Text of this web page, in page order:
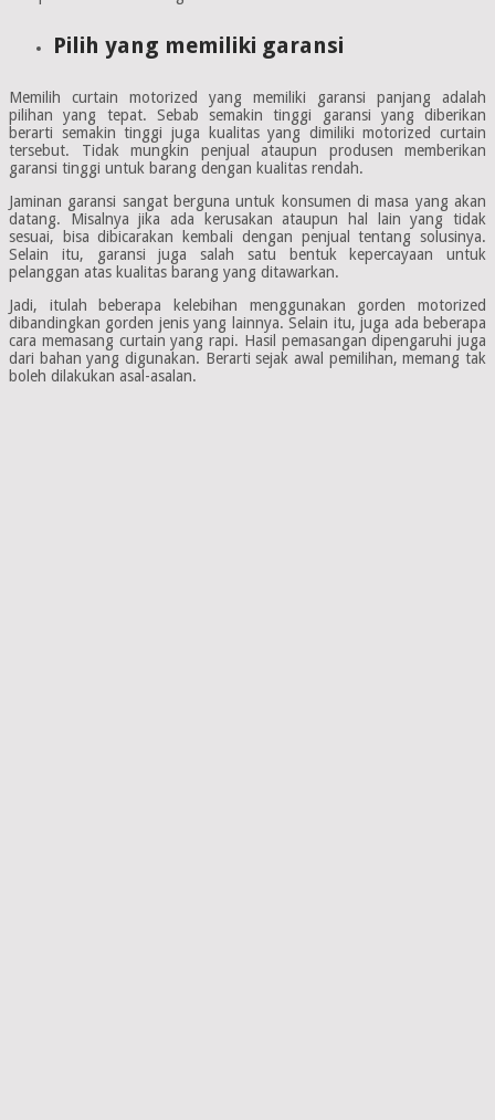
Pilih yang memiliki garansi
Memilih curtain motorized yang memiliki garansi panjang adalah
pilihan yang tepat. Sebab semakin tinggi garansi yang diberikan
berarti semakin tinggi juga kualitas yang dimiliki motorized curtain
tersebut. Tidak mungkin penjual ataupun produsen memberikan
garansi tinggi untuk barang dengan kualitas rendah.
Jaminan garansi sangat berguna untuk konsumen di masa yang akan
datang. Misalnya jika ada kerusakan ataupun hal lain yang tidak
sesuai, bisa dibicarakan kembali dengan penjual tentang solusinya.
Selain itu, garansi juga salah satu bentuk kepercayaan untuk
pelanggan atas kualitas barang yang ditawarkan.
Jadi, itulah beberapa kelebihan menggunakan gorden motorized
dibandingkan gorden jenis yang lainnya. Selain itu, juga ada beberapa
cara memasang curtain yang rapi. Hasil pemasangan dipengaruhi juga
dari bahan yang digunakan. Berarti sejak awal pemilihan, memang tak
boleh dilakukan asal-asalan.